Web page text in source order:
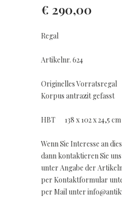
€ 290,00
Regal
Artikelnr. 624
Originelles Vorratsregal
Korpus antrazit gefasst
HBT 138 x 102 x 24,5 cm
Wenn Sie Interesse an
dann kontaktieren Sie
unter Angabe der
per Kontaktformular
per Mail unter